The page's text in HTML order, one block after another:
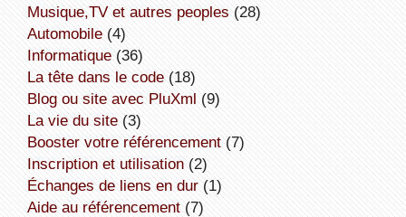
Musique,TV et autres peoples (28)
Automobile(4)
informatique(36)
la tête dans le code(18)
Blog ou site avec PluXml (9)
la vie du site(3)
booster votre référencement(7)
inscription et utilisation(2)
échanges de liens en dur(1)
aide au référencement(7)